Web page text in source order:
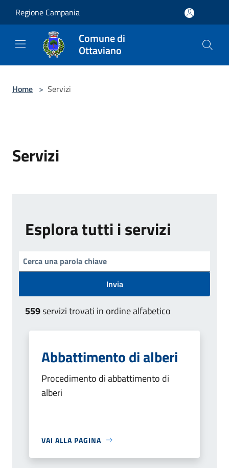
Regione Campania
Comune di
Ottaviano
Home > Servizi
Servizi
Esplora tutti i servizi
Invia
559servizi trovati in ordine alfabetico
Abbattimento di alberi
Procedimento di abbattimento di
alberi
VAI ALLA PAGINA